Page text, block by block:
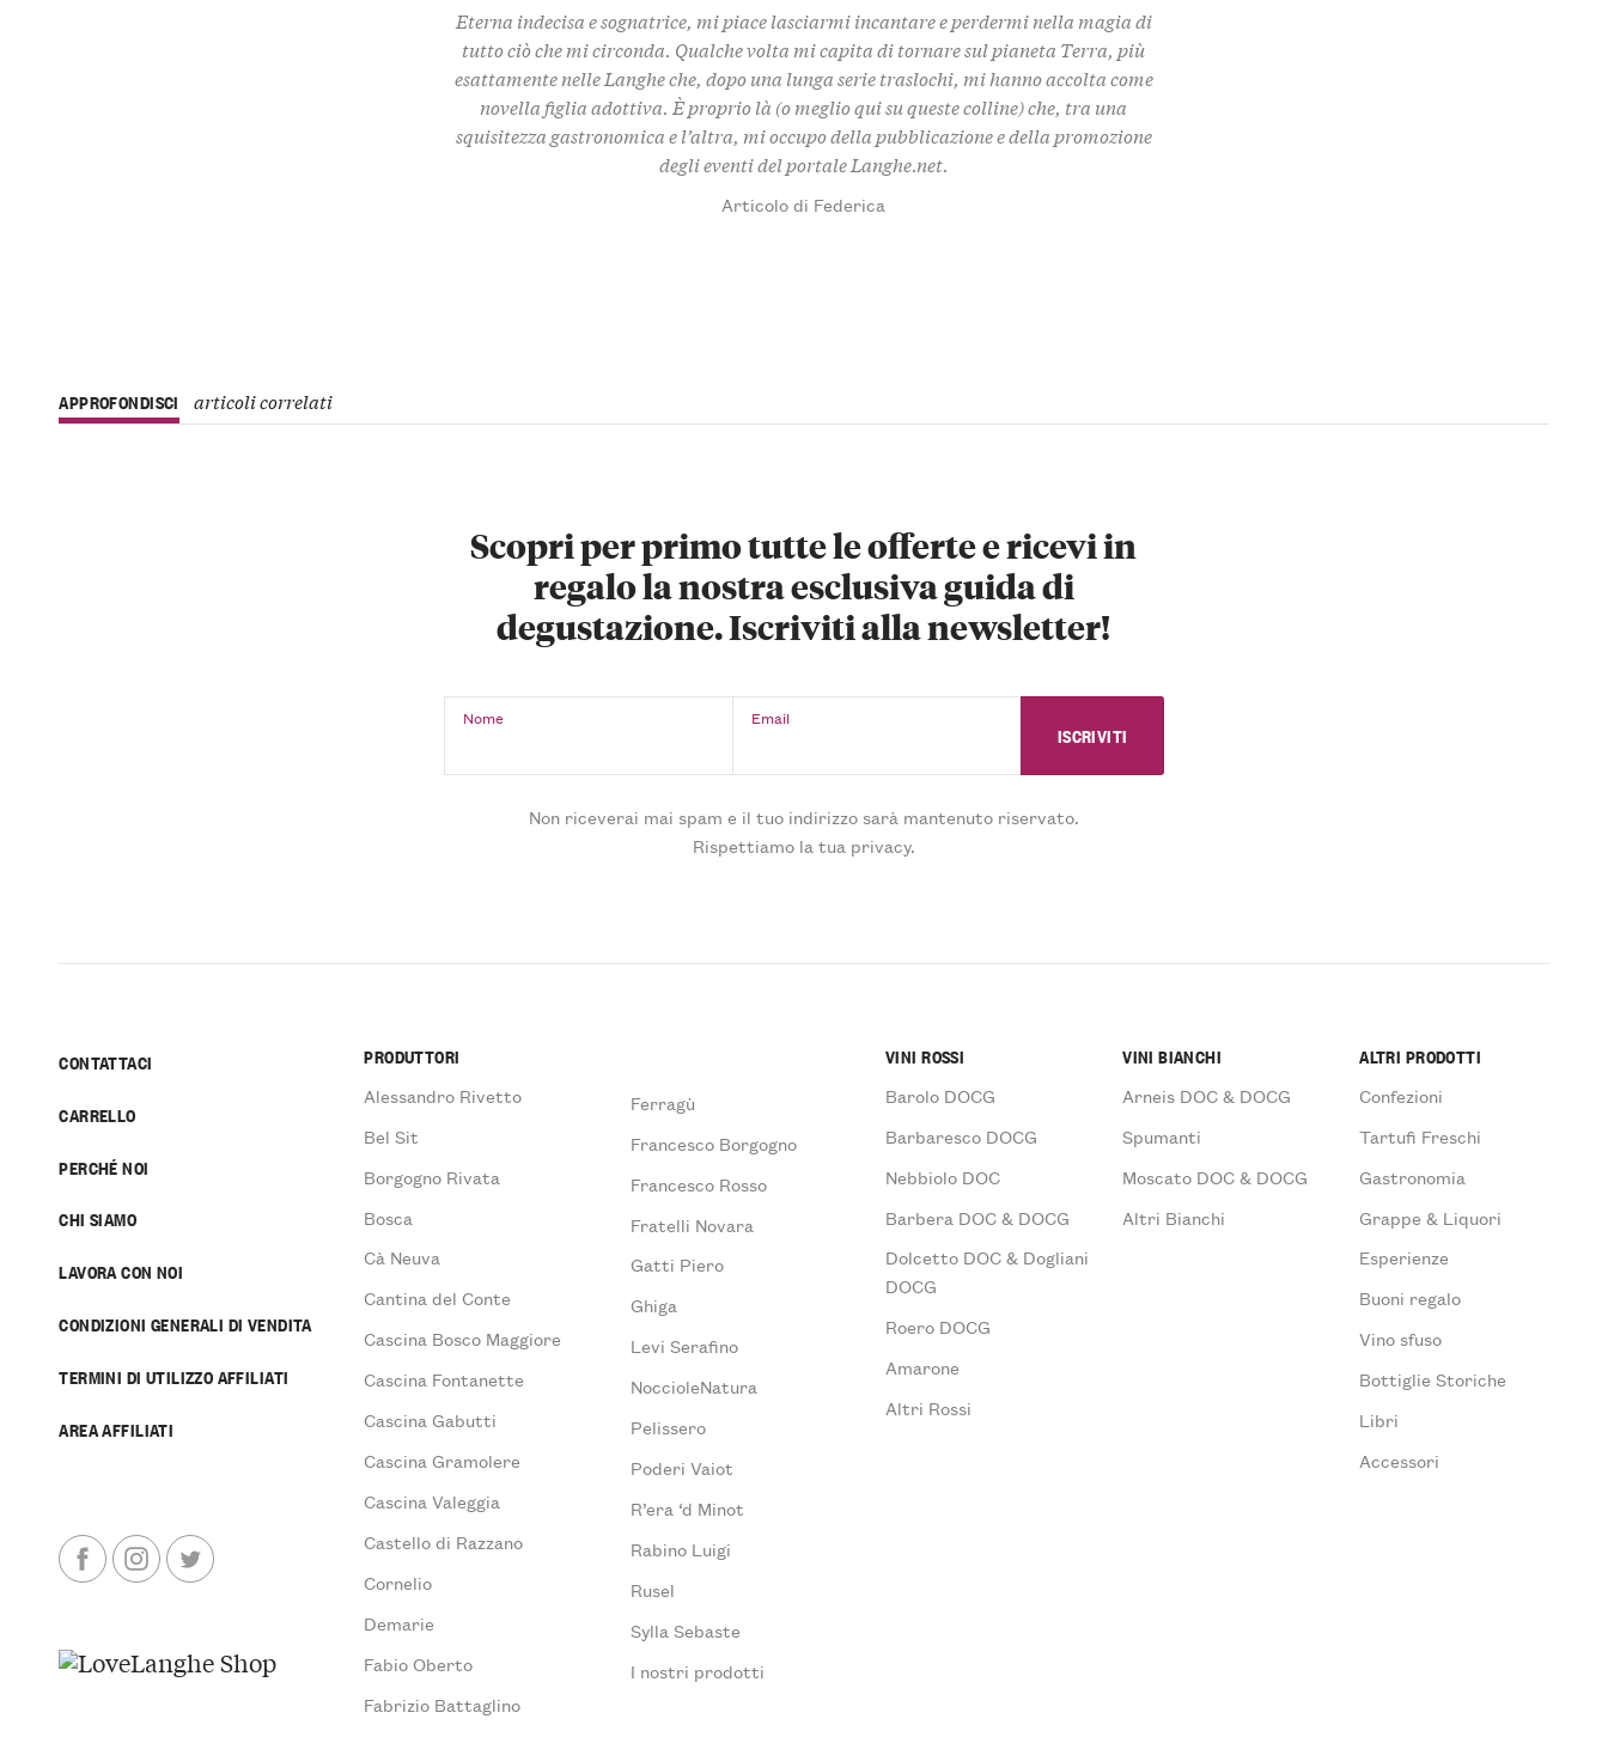
Eterna indecisa e sognatrice, mi piace lasciarmi incantare e perdermi nella magia di
tutto ciò che mi circonda. Qualche volta mi capita di tornare sul pianeta Terra, più
esattamente nelle Langhe che, dopo una lunga serie traslochi, mi hanno accolta come
novella figlia adottiva. È proprio là (o meglio qui su queste colline) che, tra una
squisitezza gastronomica e l’altra, mi occupo della pubblicazione e della promozione
degli eventi del portale Langhe.net.
Articolo di Federica
APPROFONDISCI articoli correlati
Scopri per primo tutte le offerte e ricevi in
regalo la nostra esclusiva guida di
degustazione. Iscriviti alla newsletter!
Nome Email
Non riceverai mai spam e il tuo indirizzo sarà mantenuto riservato.
Rispettiamo la tua privacy.
CONTATTACI
CARRELLO
PERCHÉ NOI
CHI SIAMO
LAVORA CON NOI
CONDIZIONI GENERALI DI VENDITA
TERMINI DI UTILIZZO AFFILIATI
AREA AFFILIATI
PRODUTTORI
Alessandro Rivetto
Bel Sit
Borgogno Rivata
Bosca
Cà Neuva
Cantina del Conte
Cascina Bosco Maggiore
Cascina Fontanette
Cascina Gabutti
Cascina Gramolere
Cascina Valeggia
Castello di Razzano
Cornelio
Demarie
Fabio Oberto
Fabrizio Battaglino
Ferragù
Francesco Borgogno
Francesco Rosso
Fratelli Novara
Gatti Piero
Ghiga
Levi Serafino
NoccioleNatura
Pelissero
Poderi Vaiot
R’era ‘d Minot
Rabino Luigi
Rusel
Sylla Sebaste
I nostri prodotti
VINI ROSSI
Barolo DOCG
Barbaresco DOCG
Nebbiolo DOC
Barbera DOC & DOCG
Dolcetto DOC & Dogliani
DOCG
Roero DOCG
Amarone
Altri Rossi
VINI BIANCHI
Arneis DOC & DOCG
Spumanti
Moscato DOC & DOCG
Altri Bianchi
ALTRI PRODOTTI
Confezioni
Tartufi Freschi
Gastronomia
Grappe & Liquori
Esperienze
Buoni regalo
Vino sfuso
Bottiglie Storiche
Libri
Accessori